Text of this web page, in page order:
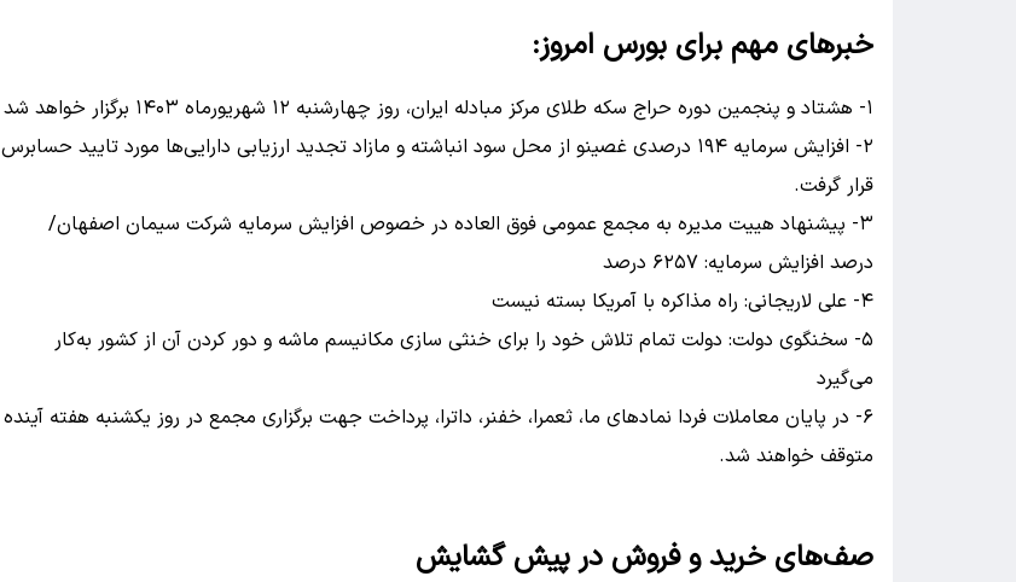
خبر‌های مهم برای بورس امروز:
۱- هشتاد و پنجمین دوره حراج سکه طلای مرکز مبادله ایران، روز چهارشنبه ۱۲ شهریورماه ۱۴۰۳ برگزار خواهد شد
۲- افزایش سرمایه ۱۹۴ درصدی غصینو از محل سود انباشته و مازاد تجدید ارزیابی دارایی‌ها مورد تایید حسابرس
قرار گرفت.
۳- پیشنهاد هییت مدیره به مجمع عمومی فوق العاده در خصوص افزایش سرمایه شرکت سیمان اصفهان/
درصد افزایش سرمایه: ۶۲۵۷ درصد
۴- علی لاریجانی: راه مذاکره با آمریکا بسته نیست
۵- سخنگوی دولت: دولت تمام تلاش خود را برای خنثی سازی مکانیسم ماشه و دور کردن آن از کشور به‌کار
می‌گیرد
۶- در پایان معاملات فردا نماد‌های ما، ثعمرا، خفنر، داترا، پرداخت جهت برگزاری مجمع در روز یکشنبه هفته آینده
متوقف خواهند شد.
صف‌های خرید و فروش در پیش گشایش